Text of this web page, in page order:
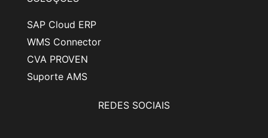
SAP Cloud ERP
WMS Connector
CVA PROVEN
Suporte AMS
REDES SOCIAIS